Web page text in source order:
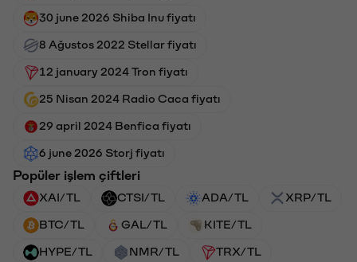
30 june 2026 Shiba Inu fiyatı
8 Ağustos 2022 Stellar fiyatı
12 january 2024 Tron fiyatı
25 Nisan 2024 Radio Caca fiyatı
29 april 2024 Benfica fiyatı
6 june 2026 Storj fiyatı
Popüler işlem çiftleri
XAI/TL CTSI/TL ADA/TL XRP/TL
BTC/TL GAL/TL KITE/TL
HYPE/TL NMR/TL TRX/TL